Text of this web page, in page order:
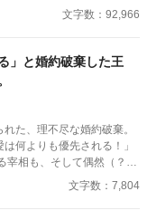
まぁ”の始まりだった。
文字数：92,966
」と婚約破棄した王
た、理不尽な婚約破棄。
何よりも優先される！」
全員が内心でガッツポー
文字数：7,804